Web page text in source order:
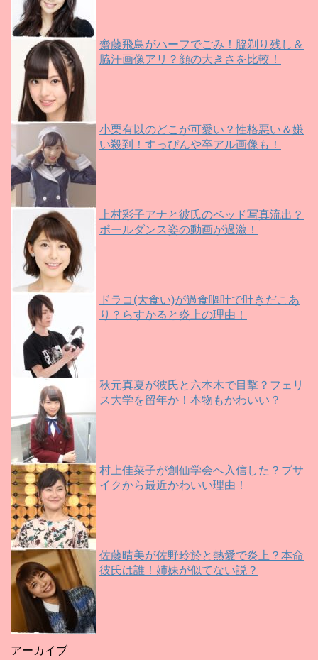
齋藤飛鳥がハーフでごみ！脇剃り残し＆
脇汗画像アリ？顔の大きさを比較！
小栗有以のどこが可愛い？性格悪い＆嫌
い殺到！すっぴんや卒アル画像も！
上村彩子アナと彼氏のベッド写真流出？
ポールダンス姿の動画が過激！
ドラコ(大食い)が過食嘔吐で吐きだこあ
り？らすかると炎上の理由！
秋元真夏が彼氏と六本木で目撃？フェリ
ス大学を留年か！本物もかわいい？
村上佳菜子が創価学会へ入信した？ブサ
イクから最近かわいい理由！
佐藤晴美が佐野玲於と熱愛で炎上？本命
彼氏は誰！姉妹が似てない説？
アーカイブ